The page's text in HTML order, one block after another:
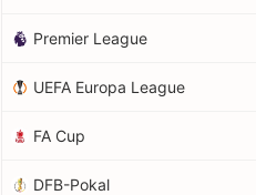
Premier League
UEFA Europa League
FA Cup
DFB-Pokal